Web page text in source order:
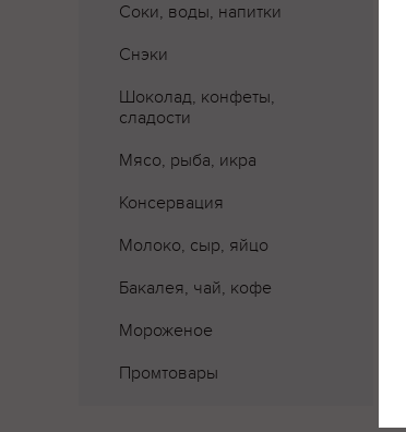
Соки, воды, напитки
Снэки
Шоколад, конфеты,
сладости
Мясо, рыба, икра
Консервация
Молоко, сыр, яйцо
Бакалея, чай, кофе
Мороженое
Промтовары